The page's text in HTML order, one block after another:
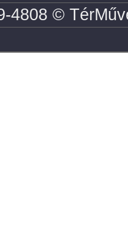
4808 ©